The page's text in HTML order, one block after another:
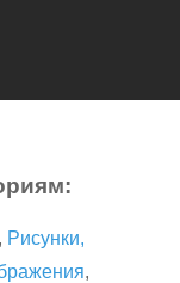
, Рисунки,
,